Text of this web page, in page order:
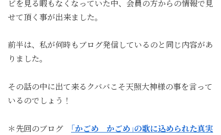
ビを見る暇もなくなっていた中、会員の方からの情報で見
せて頂く事が出来ました。
前半は、私が何時もブログ発信しているのと同じ内容があ
りました。
その話の中に出て来るクババこそ天照大神様の事を言って
いるのでしょう！
＊先回のブログ ｢かごめ かごめ｣の歌に込められた真実